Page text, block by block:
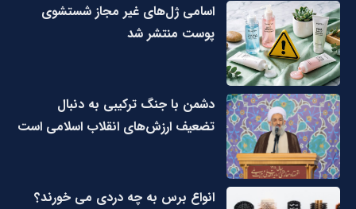
اسامی ژل‌های غیر مجاز شستشوی
پوست منتشر شد
دشمن با جنگ ترکیبی به دنبال
تضعیف ارزش‌های انقلاب اسلامی است
انواع برس به چه دردی می خورند؟